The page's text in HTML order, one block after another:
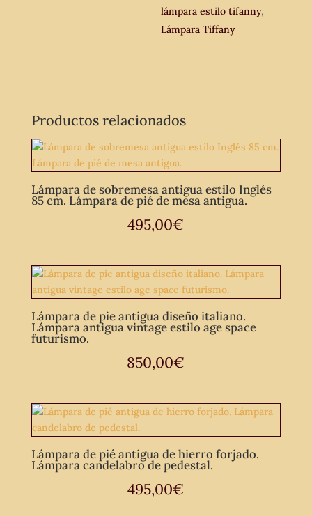
lámpara estilo tifanny,
Lámpara Tiffany
Productos relacionados
Lámpara de sobremesa antigua estilo Inglés
85 cm. Lámpara de pié de mesa antigua.
495,00€
Lámpara de pie antigua diseño italiano.
Lámpara antigua vintage estilo age space
futurismo.
850,00€
Lámpara de pié antigua de hierro forjado.
Lámpara candelabro de pedestal.
495,00€